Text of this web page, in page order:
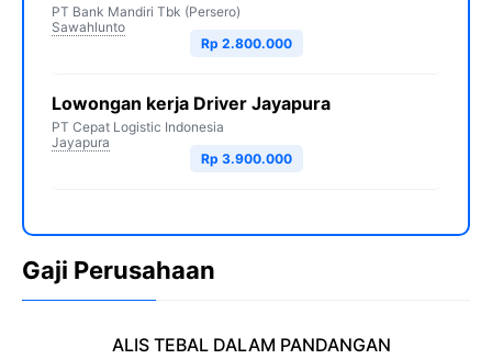
PT Bank Mandiri Tbk (Persero)
Sawahlunto
Rp 2.800.000
Lowongan kerja Driver Jayapura
PT Cepat Logistic Indonesia
Jayapura
Rp 3.900.000
Gaji Perusahaan
ALIS TEBAL DALAM PANDANGAN